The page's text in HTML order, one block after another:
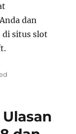
dan
situs slot